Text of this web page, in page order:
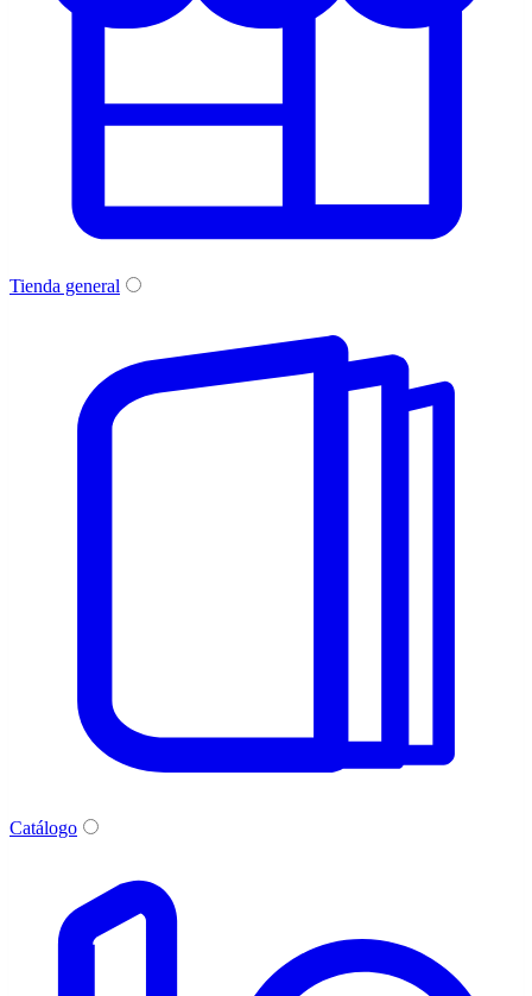
Tienda general
Catálogo